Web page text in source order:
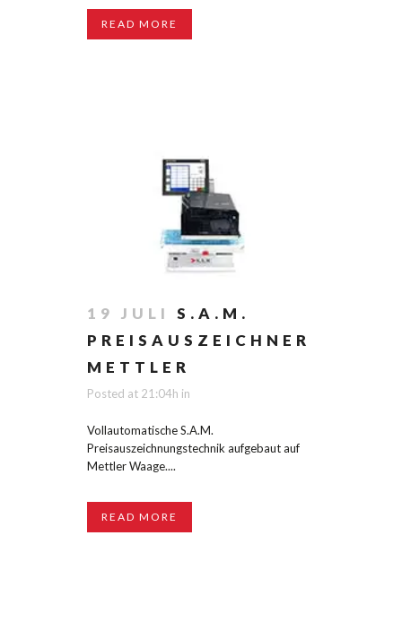
READ MORE
19 JULI
S.A.M.
PREISAUSZEICHNER
METTLER
Posted at 21:04h in
Vollautomatische S.A.M.
Preisauszeichnungstechnik aufgebaut auf
Mettler Waage....
READ MORE